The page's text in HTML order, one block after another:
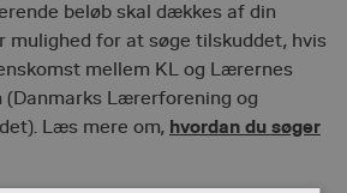
beløb skal dækkes af din
mulighed for at søge tilskuddet, hvis
mellem KL og Lærernes
Lærerforening og
Læs mere om, hvordan du søger